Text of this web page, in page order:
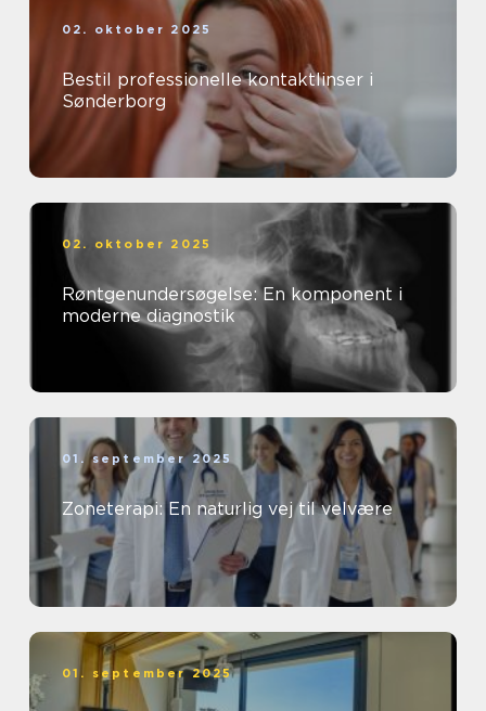
02. oktober 2025
Bestil professionelle kontaktlinser i
Sønderborg
02. oktober 2025
Røntgenundersøgelse: En komponent i
moderne diagnostik
01. september 2025
Zoneterapi: En naturlig vej til velvære
01. september 2025